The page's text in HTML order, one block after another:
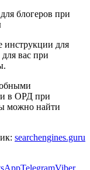
инструкции для
вас при
в ОРД при
можно найти
searchengines.guru
TelegramViber